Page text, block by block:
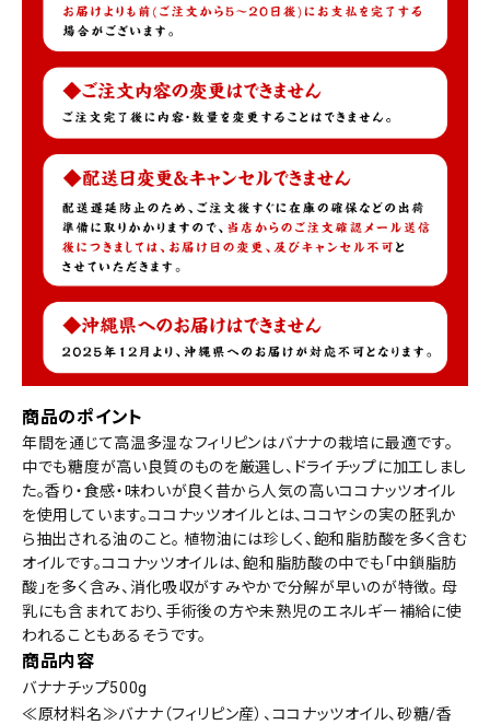
商品のポイント
年間を通じて高温多湿なフィリピンはバナナの栽培に最適です。
中でも糖度が高い良質のものを厳選し、ドライチップに加工しまし
た。香り・食感・味わいが良く昔から人気の高いココナッツオイル
を使用しています。ココナッツオイルとは、ココヤシの実の胚乳か
ら抽出される油のこと。 植物油には珍しく、飽和脂肪酸を多く含む
オイルです。ココナッツオイルは、飽和脂肪酸の中でも「中鎖脂肪
酸」を多く含み、消化吸収がすみやかで分解が早いのが特徴。 母
乳にも含まれており、手術後の方や未熟児のエネルギー補給に使
われることもあるそうです。
商品内容
バナナチップ500g
≪原材料名≫バナナ（フィリピン産）、ココナッツオイル、砂糖/香